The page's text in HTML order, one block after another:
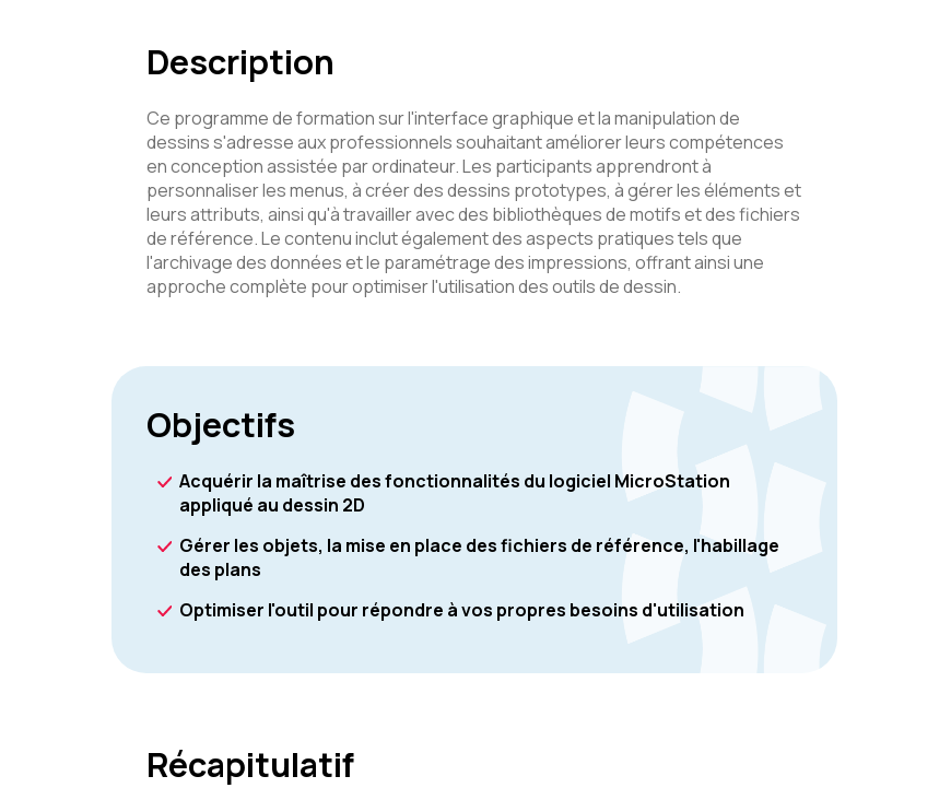
Description
Ce programme de formation sur l'interface graphique et la manipulation de
dessins s'adresse aux professionnels souhaitant améliorer leurs compétences
en conception assistée par ordinateur. Les participants apprendront à
personnaliser les menus, à créer des dessins prototypes, à gérer les éléments et
leurs attributs, ainsi qu'à travailler avec des bibliothèques de motifs et des fichiers
de référence. Le contenu inclut également des aspects pratiques tels que
l'archivage des données et le paramétrage des impressions, offrant ainsi une
approche complète pour optimiser l'utilisation des outils de dessin.
Objectifs
Acquérir la maîtrise des fonctionnalités du logiciel MicroStation
appliqué au dessin 2D
Gérer les objets, la mise en place des fichiers de référence, l'habillage
des plans
Optimiser l'outil pour répondre à vos propres besoins d'utilisation
Récapitulatif